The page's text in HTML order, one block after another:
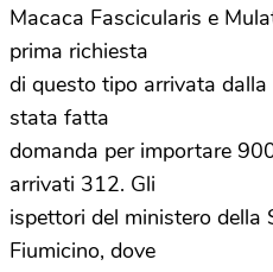
Macaca Fascicularis e
prima richiesta
di questo tipo arrivata dalla
stata fatta
domanda per importare
arrivati 312. Gli
ispettori del ministero della
Fiumicino, dove